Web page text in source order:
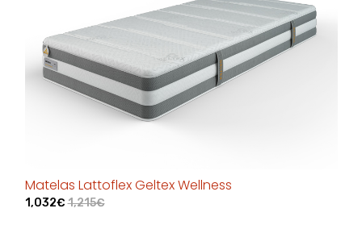
Matelas Lattoflex Geltex Wellness
1,032€1,215€